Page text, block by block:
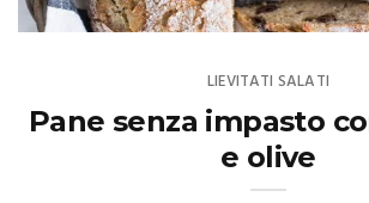
LIEVITATI SALATI
Pane senza impasto
e olive